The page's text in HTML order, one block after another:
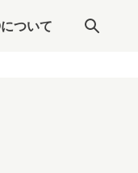
ついて